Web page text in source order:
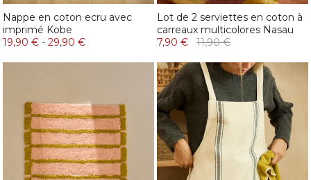
Nappe en coton ecru avec
imprimé Kobe
19,90 € - 29,90 €
Lot de 2 serviettes en coton à
carreaux multicolores Nasau
7,90 €
11,90 €